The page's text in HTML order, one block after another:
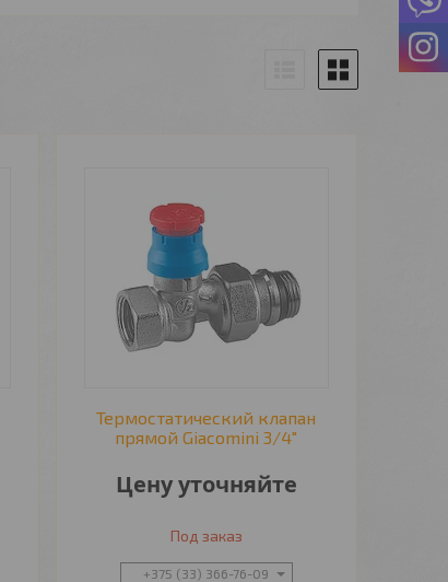
Термостатический клапан
прямой Giacomini 3/4"
Цену уточняйте
Под заказ
+375 (33) 366-76-09